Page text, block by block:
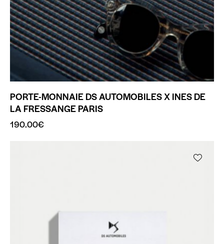
PORTE-MONNAIE DS AUTOMOBILES X INES DE
LA FRESSANGE PARIS
190.00€